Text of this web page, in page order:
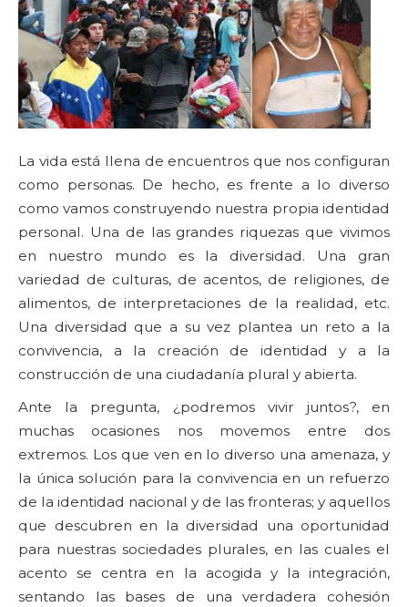
La vida está llena de encuentros que nos configuran
como personas. De hecho, es frente a lo diverso
como vamos construyendo nuestra propia identidad
personal. Una de las grandes riquezas que vivimos
en nuestro mundo es la diversidad. Una gran
variedad de culturas, de acentos, de religiones, de
alimentos, de interpretaciones de la realidad, etc.
Una diversidad que a su vez plantea un reto a la
convivencia, a la creación de identidad y a la
construcción de una ciudadanía plural y abierta.
Ante la pregunta, ¿podremos vivir juntos?, en
muchas ocasiones nos movemos entre dos
extremos. Los que ven en lo diverso una amenaza, y
la única solución para la convivencia en un refuerzo
de la identidad nacional y de las fronteras; y aquellos
que descubren en la diversidad una oportunidad
para nuestras sociedades plurales, en las cuales el
acento se centra en la acogida y la integración,
sentando las bases de una verdadera cohesión